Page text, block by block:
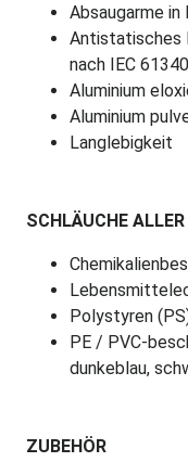
Absaugarme
Antistatisches
nach IEC
Aluminium
Aluminium
Langlebigkeit
SCHLÄUCHE
Polystyren
PE / PVC-
dunkeblau,
ZUBEHÖR